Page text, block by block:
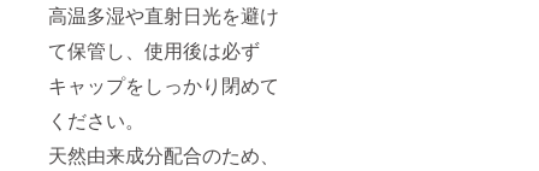
高温多湿や直射日光を避け
て保管し、使用後は必ず
キャップをしっかり閉めて
ください。
天然由来成分配合のため、